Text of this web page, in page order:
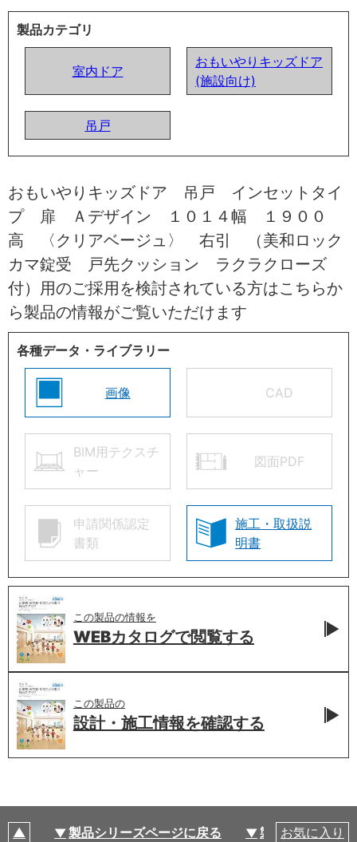
製品カテゴリ
室内ドア
おもいやりキッズドア
(施設向け)
吊戸
おもいやりキッズドア 吊戸 インセットタイ
プ 扉 Ａデザイン １０１４幅 １９００
高 〈クリアベージュ〉 右引 （美和ロック
カマ錠受 戸先クッション ラクラクローズ
付）用のご採用を検討されている方はこちらか
ら製品の情報がご覧いただけます
各種データ・ライブラリー
画像 CAD
BIM用テクスチ
ャー
図面PDF
申請関係認定
書類
施工・取扱説
明書
この製品の情報を
WEBカタログで閲覧する
この製品の
設計・施工情報を確認する
製品シリーズページに戻る 製品仕様
お気に入り